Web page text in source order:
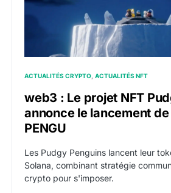
ACTUALITÉS CRYPTO ACTUALITÉS NFT
web3 : Le projet NFT
annonce le lancement
PENGU
Les Pudgy Penguins lancent leur
Solana, combinant stratégie
crypto pour s'imposer.